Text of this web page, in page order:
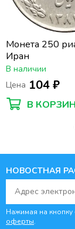
Монета 250
Иран
В наличии
Цена 104 ₽
В
НОВОСТНАЯ
Нажимая на кнопку
оферты.